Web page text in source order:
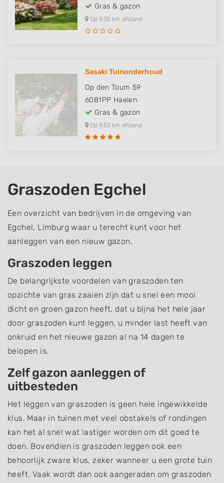
Gras & gazon
Op 9,35 km afstand
Sasaki Tuinonderhoud
Op den Toum 59
6081PP Haelen
Gras & gazon
Op 9,52 km afstand
Graszoden Egchel
Een overzicht van bedrijven in de omgeving van
Egchel, Limburg waar u terecht kunt voor het
aanleggen van een nieuw gazon.
Graszoden leggen
De belangrijkste voordelen van graszoden ten
opzichte van gras zaaien zijn dat u snel een mooi
dicht en groen gazon heeft, dat u bijna het hele jaar
door graszoden kunt leggen, u minder last heeft van
onkruid en het nieuwe gazon al na 14 dagen te
belopen is.
Zelf gazon aanleggen of
uitbesteden
Het leggen van graszoden is geen hele ingewikkelde
klus. Maar in tuinen met veel obstakels of rondingen
kan het al snel wat lastiger worden om dit goed te
doen. Bovendien is graszoden leggen ook een
behoorlijk zware klus, zeker wanneer u een grote tuin
heeft. Vaak wordt dan ook aangeraden om graszoden